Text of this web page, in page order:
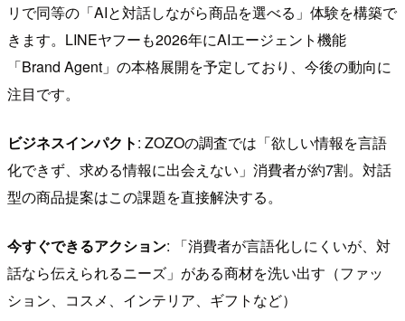
リで同等の「AIと対話しながら商品を選べる」体験を構築で
きます。LINEヤフーも2026年にAIエージェント機能
「Brand Agent」の本格展開を予定しており、今後の動向に
注目です。
ビジネスインパクト: ZOZOの調査では「欲しい情報を言語
化できず、求める情報に出会えない」消費者が約7割。対話
型の商品提案はこの課題を直接解決する。
今すぐできるアクション: 「消費者が言語化しにくいが、対
話なら伝えられるニーズ」がある商材を洗い出す（ファッ
ション、コスメ、インテリア、ギフトなど）